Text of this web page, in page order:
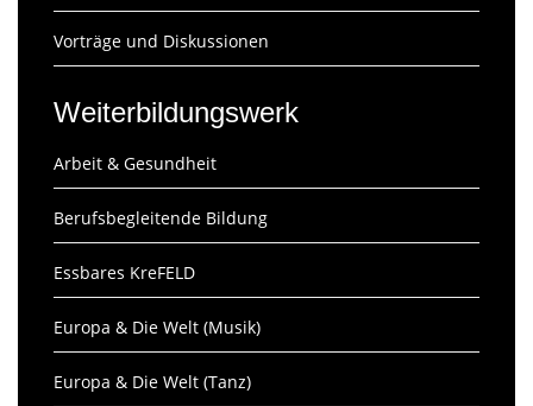
Vorträge und Diskussionen
Weiterbildungswerk
Arbeit & Gesundheit
Berufsbegleitende Bildung
Essbares KreFELD
Europa & Die Welt (Musik)
Europa & Die Welt (Tanz)